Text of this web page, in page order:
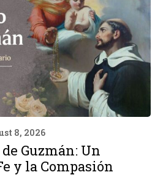
8, 2026
Guzmán: Un
y la Compasión